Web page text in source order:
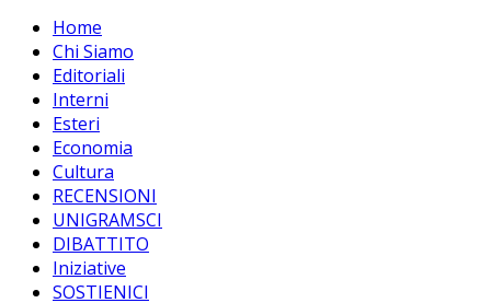
Home
Chi Siamo
Editoriali
Interni
Esteri
Economia
Cultura
RECENSIONI
UNIGRAMSCI
DIBATTITO
Iniziative
SOSTIENICI